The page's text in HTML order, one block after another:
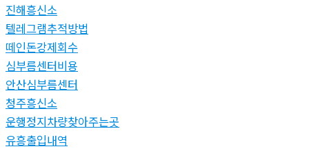
진해흥신소
텔레그램추적방법
떼인돈강제회수
심부름센터비용
안산심부름센터
청주흥신소
운행정지차량찾아주는곳
유흥출입내역